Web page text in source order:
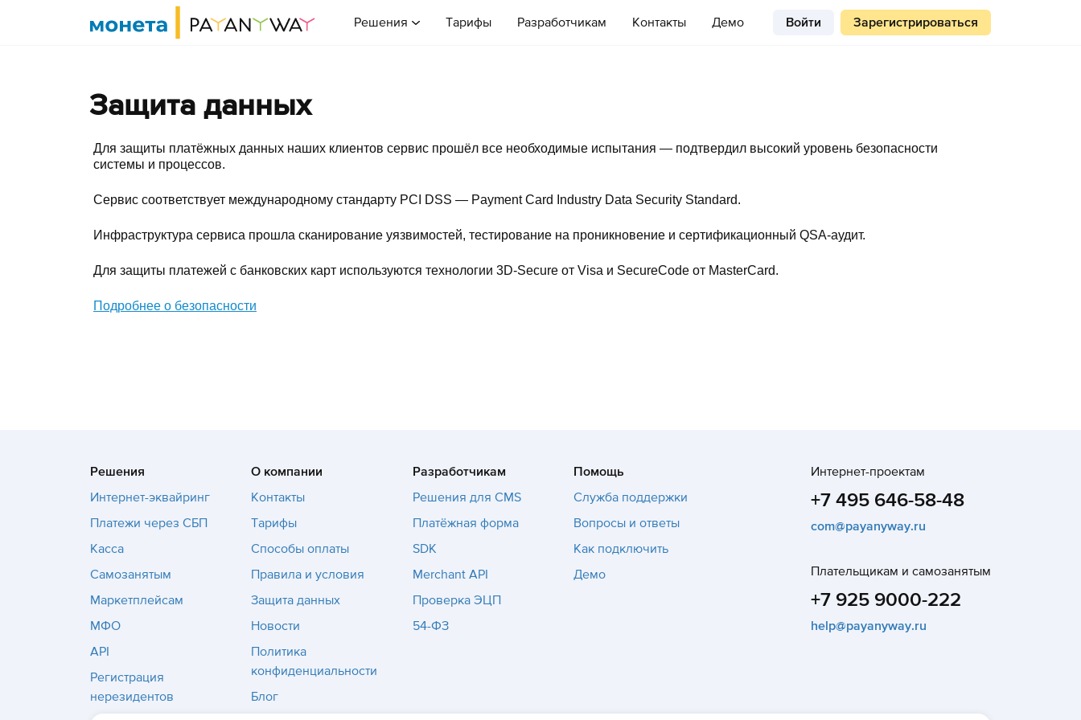
Решения Тарифы Разработчикам Контакты Демо Войти Зарегистрироваться
Защита данных
Для защиты платёжных данных наших клиентов сервис прошёл все необходимые испытания — подтвердил высокий уровень безопасности
системы и процессов.
Сервис соответствует международному стандарту PCI DSS — Payment Card Industry Data Security Standard.
Инфраструктура сервиса прошла сканирование уязвимостей, тестирование на проникновение и сертификационный QSA-аудит.
Для защиты платежей с банковских карт используются технологии 3D-Secure от Visa и SecureCode от MasterCard.
Подробнее о безопасности
Решения
Интернет-эквайринг
Платежи через СБП
Касса
Самозанятым
Маркетплейсам
МФО
API
Регистрация
нерезидентов
О компании
Контакты
Тарифы
Способы оплаты
Правила и условия
Защита данных
Новости
Политика
конфиденциальности
Блог
Разработчикам
Решения для CMS
Платёжная форма
SDK
Merchant API
Проверка ЭЦП
54-ФЗ
Помощь
Служба поддержки
Вопросы и ответы
Как подключить
Демо
Интернет-проектам
+7 495 646-58-48
com@payanyway.ru
Плательщикам и самозанятым
+7 925 9000-222
help@payanyway.ru